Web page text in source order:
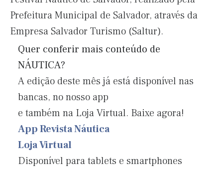
Prefeitura Municipal de Salvador, através da
Empresa Salvador Turismo (Saltur).
Quer conferir mais conteúdo de
NÁUTICA?
A edição deste mês já está disponível nas
bancas, no nosso app
e também na Loja Virtual. Baixe agora!
App Revista Náutica
Loja Virtual
Disponível para tablets e smartphones